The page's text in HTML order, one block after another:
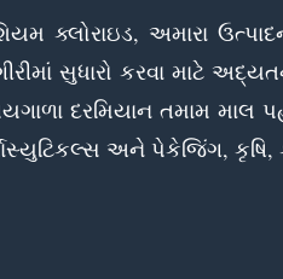
ક્લોરાઇડ, અમારા
સુધારો કરવા
દરમિયાન તમામ માલ
અને પેકેજિંગ,